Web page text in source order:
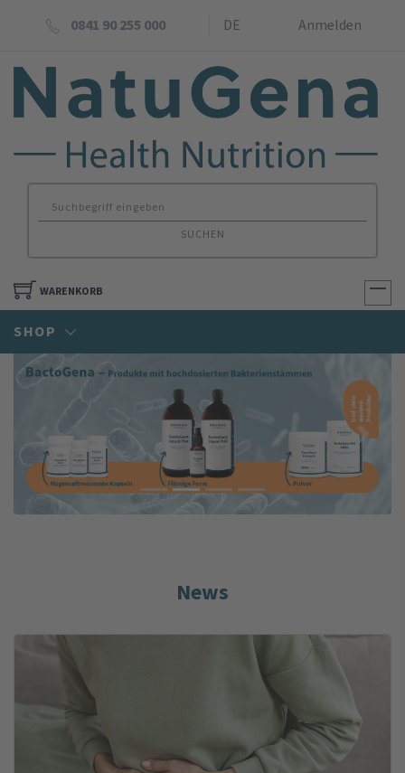
0841 90 255 000 DE Anmelden
SUCHEN
WARENKORB
SHOP
Previous Next
News